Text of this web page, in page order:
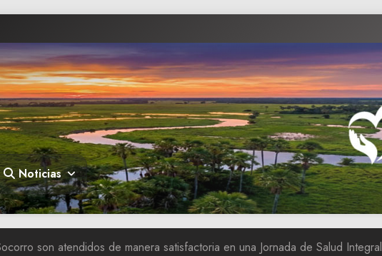
Noticias
son atendidos de manera satisfactoria en una Jornada de Salud Integral